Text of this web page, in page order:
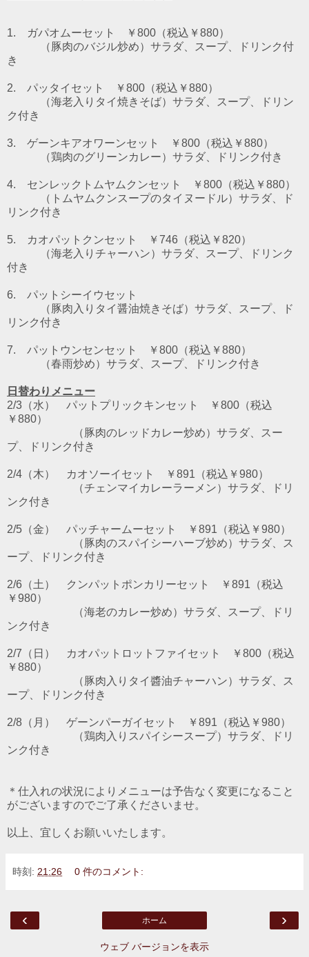
1. ガパオムーセット ￥800（税込￥880）
（豚肉のバジル炒め） サラダ、スープ、ドリンク付
き
2. パッタイセット ￥800（税込￥880）
（海老入りタイ焼きそば） サラダ、スープ、ドリン
ク付き
3. ゲーンキアオワーンセット ￥800（税込￥880）
（鶏肉のグリーンカレー） サラダ、ドリンク付き
4. センレックトムヤムクンセット ￥800（税込￥880）
（トムヤムクンスープのタイヌードル） サラダ、ド
リンク付き
5. カオパットクンセット ￥746（税込￥820）
（海老入りチャーハン）サラダ、スープ、ドリンク
付き
6. パットシーイウセット
（豚肉入りタイ醤油焼きそば）サラダ、スープ、ド
リンク付き
7. パットウンセンセット
￥800（税込￥880）
（春雨炒め）サラダ、スープ、ドリンク付き
日替わりメニュー
2/3（水） パットプリックキンセット ￥800（税込
￥880）
（豚肉のレッドカレー炒め）サラダ、スー
プ、ドリンク付き
2/4（木） カオソーイセット ￥891（税込￥980）
（チェンマイカレーラーメン）サラダ、ドリ
ンク付き
2/5（金） パッチャームーセット ￥891（税込￥980）
（豚肉のスパイシーハーブ炒め）サラダ、ス
ープ、ドリンク付き
2/6（土） クンパットポンカリーセット ￥891（税込
￥980）
（海老のカレー炒め）サラダ、スープ、ドリ
ンク付き
2/7（日） カオパットロットファイセット ￥800（税込
￥880）
（豚肉入りタイ醬油チャーハン）サラダ、ス
ープ、ドリンク付き
2/8（月） ゲーンパーガイセット ￥891（税込￥980）
（鶏肉入りスパイシースープ）サラダ、ドリ
ンク付き
＊仕入れの状況によりメニューは予告なく変更になること
がございますのでご了承くださいませ。
以上、宜しくお願いいたします。
時刻: 21:26 0 件のコメント:
‹ ›
ホーム
ウェブ バージョンを表示